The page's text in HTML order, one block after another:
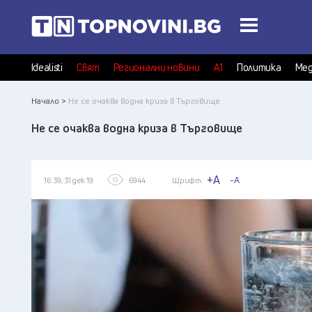
Idealisti Свят Регионални новини А1 Политика
Начало > Не се очаква водна криза в Търговище
Не се очаква водна криза в Търговище
16:39, 31 дек 19 6944 Шрифт: +A -A